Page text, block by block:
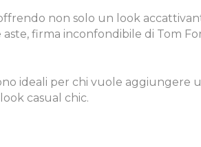
non solo un look
aste, firma inconfondibile di Tom
ideali per chi vuole aggiungere
casual chic.